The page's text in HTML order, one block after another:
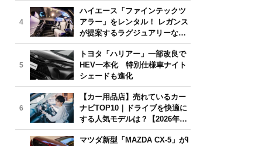
4
ハイエース「ファインテックツ
アラー」をレンタル！ レガンス
が提案するラグジュアリーな移
動体験
5
トヨタ「ハリアー」一部改良で
HEV一本化 特別仕様車ナイト
シェードも進化
6
【カー用品店】売れているカー
ナビTOP10｜ドライブを快適に
する人気モデルは？【2026年6
月版】
マツダ新型「MAZDA CX-5」がI